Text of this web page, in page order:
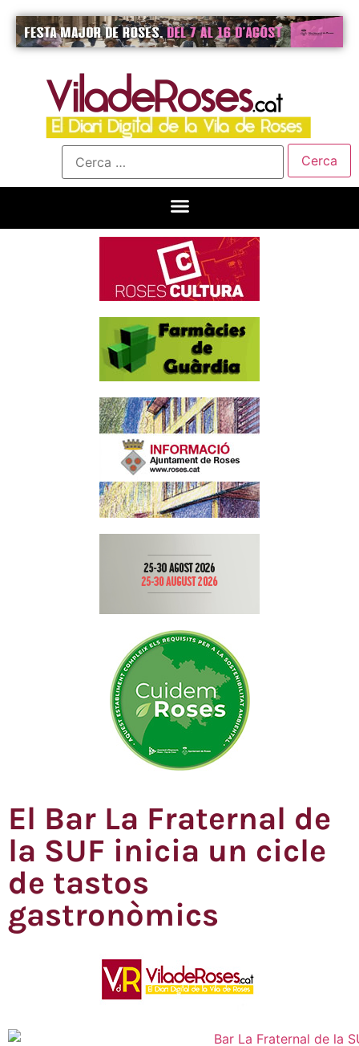
El Bar La Fraternal de
la SUF inicia un cicle
de tastos
gastronòmics